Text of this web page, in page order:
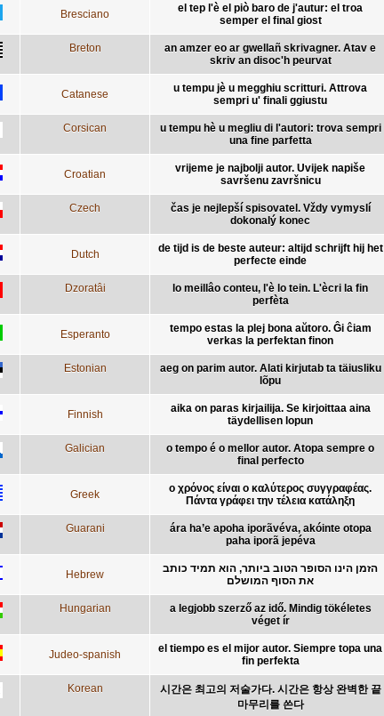
Bresciano
el tep l'è el piò baro de j'autur: el troa
semper el final giost
Breton
an amzer eo ar gwellañ skrivagner. Atav e
skriv an disoc'h peurvat
Catanese
u tempu jè u megghiu scritturi. Attrova
sempri u' finali ggiustu
Corsican
u tempu hè u megliu di l'autori: trova sempri
una fine parfetta
Croatian
vrijeme je najbolji autor. Uvijek napiše
savršenu završnicu
Czech
čas je nejlepší spisovatel. Vždy vymyslí
dokonalý konec
Dutch
de tijd is de beste auteur: altijd schrijft hij het
perfecte einde
Dzoratâi
lo meillâo conteu, l'è lo tein. L'ècri la fin
perfèta
Esperanto
tempo estas la plej bona aŭtoro. Ĝi ĉiam
verkas la perfektan finon
Estonian
aeg on parim autor. Alati kirjutab ta täiusliku
lõpu
Finnish
aika on paras kirjailija. Se kirjoittaa aina
täydellisen lopun
Galician
o tempo é o mellor autor. Atopa sempre o
final perfecto
Greek
ο χρόνος είναι ο καλύτερος συγγραφέας.
Πάντα γράφει την τέλεια κατάληξη
Guarani
ára ha’e apoha iporãvéva, akóinte otopa
paha iporã jepéva
Hebrew
הזמן הינו הסופר הטוב ביותר, הוא תמיד כותב
את הסוף המושלם
Hungarian
a legjobb szerző az idő. Mindig tökéletes
véget ír
Judeo-spanish
el tiempo es el mijor autor. Siempre topa una
fin perfekta
Korean
시간은 최고의 저술가다. 시간은 항상 완벽한 끝
마무리를 쓴다